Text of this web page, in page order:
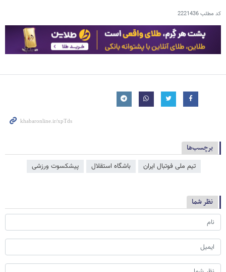
کد مطلب2221436
برچسب‌ها
تیم ملی فوتبال ایران باشگاه استقلال پیشکسوت ورزشی
نظر شما